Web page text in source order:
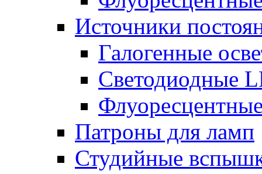
Источники
Галогенные
Светодиодные
Патроны для ламп
Студийные